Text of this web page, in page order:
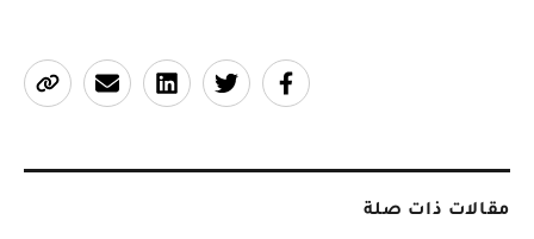
مقالات ذات صلة